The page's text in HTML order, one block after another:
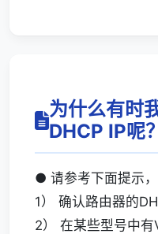
为什么有时
DHCP IP呢？
● 请参考下面提示
1） 确认路由器的
2） 在某些型号中